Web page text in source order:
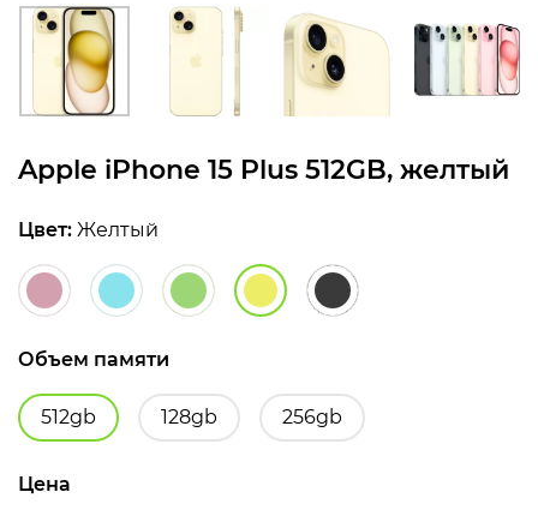
Apple iPhone 15 Plus 512GB, желтый
Цвет: Желтый
Объем памяти
512gb 128gb 256gb
Цена
+7 812 318-40-14
(c 10:00 до 21:00, без
выходных)